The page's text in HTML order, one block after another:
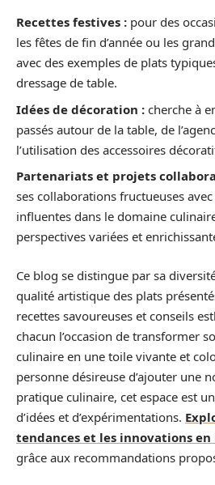
Recettes festives : pour des
les fêtes de fin d’année ou les
avec des exemples de plats
dressage de table.
Idées de décoration : cherche à
passés autour de la table, de
l’utilisation des accessoires
Partenariats et projets
ses collaborations fructueuses avec
influentes dans le domaine
perspectives variées et
Ce blog se distingue par sa
qualité artistique des plats
recettes savoureuses et conseils
chacun l’occasion de transformer
culinaire en une toile vivante et
personne désireuse d’ajouter une
pratique culinaire, cet espace est
d’idées et d’expérimentations.
tendances et les innovations
grâce aux recommandations